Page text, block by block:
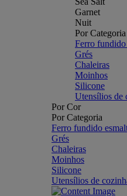
Garnet
Nuit
Por Categoria
Ferro fundido
Grés
Chaleiras
Moinhos
Silicone
Utensílios de
Por Cor
Por Categoria
Ferro fundido
Grés
Chaleiras
Moinhos
Silicone
Utensílios de